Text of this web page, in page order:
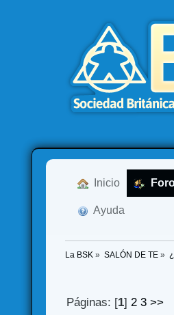
Inicio
Ayuda
La BSK » SALÓN DE TE »
Páginas: [1] 2 3 >>